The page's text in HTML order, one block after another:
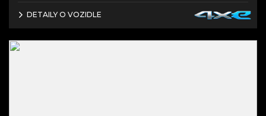
DETAILY O VOZIDLE